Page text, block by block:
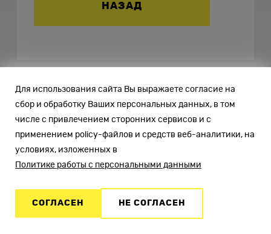
НАЗАД
Похожие статьи
Как защитить сайт от
09.01.2023
Для использования сайта Вы выражаете согласие на
сбор и обработку Ваших персональных данных, в том
числе с привлечением сторонних сервисов и с
применением policy-файлов и средств веб-аналитики, на
условиях, изложенных в
Политике работы с персональными данными
СОГЛАСЕН НЕ СОГЛАСЕН
On our site you can pay
1 ₽ ≈ 0.0114 USDT
Go to personal account